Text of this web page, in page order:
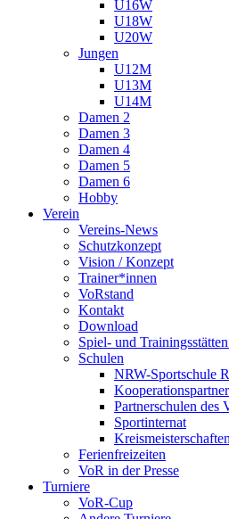
U16W
U18W
U20W
Jungen
U12M
U13M
U14M
Damen 2
Damen 3
Damen 4
Damen 5
Damen 6
Hobby
Verein
Vereins-News
Schutzkonzept
Vision / Konzept
Trainer*innen
VoRstand
Kontakt
Download
Spiel- und
Schulen
NRW-Sportschule
Partnerschulen des
Sportinternat
Ferienfreizeiten
VoR in der Presse
Turniere
VoR-Cup